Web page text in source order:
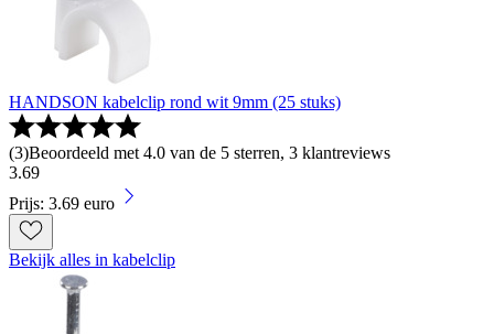
HANDSON kabelclip rond wit 9mm (25 stuks)
(3)Beoordeeld met 4.0 van de 5 sterren, 3 klantreviews
3.69
Prijs: 3.69 euro
Bekijk alles in kabelclip